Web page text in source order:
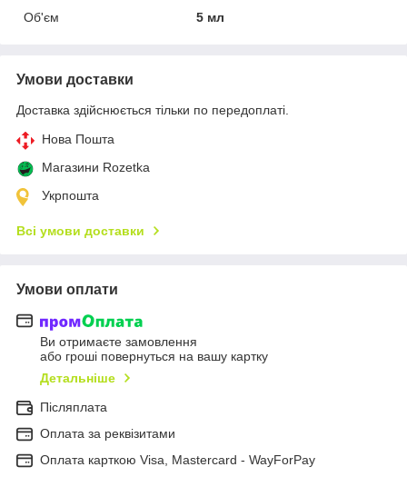
Об'єм
5 мл
Умови доставки
Доставка здійснюється тільки по передоплаті.
Нова Пошта
Магазини Rozetka
Укрпошта
Всі умови доставки
Умови оплати
Ви отримаєте замовлення
або гроші повернуться на вашу картку
Детальніше
Післяплата
Оплата за реквізитами
Оплата карткою Visa, Mastercard - WayForPay